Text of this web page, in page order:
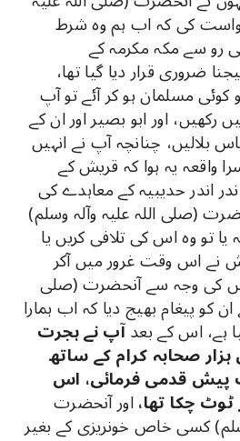
کی کہ اب ہم وہ شرط
رو سے مکہ مکرمہ کے
ضروری قرار دیا گیا تھا،
مسلمان ہو کر آئے تو آپ
رکھیں، اور ابو بصیر اور ان کے
بلالیں، چنانچہ آپ نے انہیں
واقعہ یہ ہوا کہ قریش کے
اندر حدیبیہ کے معاہدے کی
(صلی اللہ علیہ وآلہ وسلم)
یا تو وہ اس کی تلافی کریں یا
نے اس وقت غرور میں آکر
کی وجہ سے آنحضرت (صلی
کو پیغام بھیج دیا کہ اب ہمارا
ہے، اس کے بعدآپ نے ہجرت
صحابہ کرام کے ساتھ
قدمی فرمائی، اس
چکا تھا،اور آنحضرت
کسی خاص خونریزی کے بغیر